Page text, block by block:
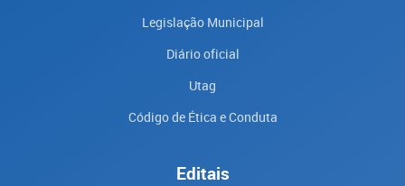
Legislação Municipal
Diário oficial
Utag
Código de Ética e Conduta
Editais